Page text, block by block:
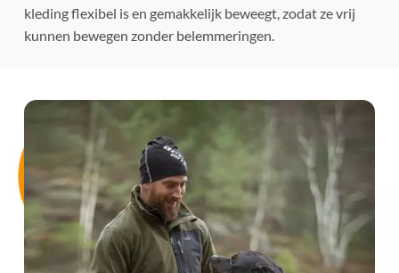
kleding flexibel is en gemakkelijk beweegt, zodat ze vrij
kunnen bewegen zonder belemmeringen.